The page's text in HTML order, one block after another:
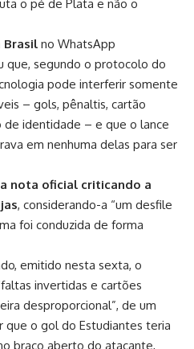
o pé de Plata e não o
Brasil no WhatsApp
que, segundo o protocolo do
pode interferir somente
– gols, pênaltis, cartão
identidade – e que o lance
em nenhuma delas para ser
nota oficial criticando a
, considerando-a “um desfile
foi conduzida de forma
emitido nesta sexta, o
invertidas e cartões
desproporcional”, de um
que o gol do Estudiantes teria
braço aberto do atacante,